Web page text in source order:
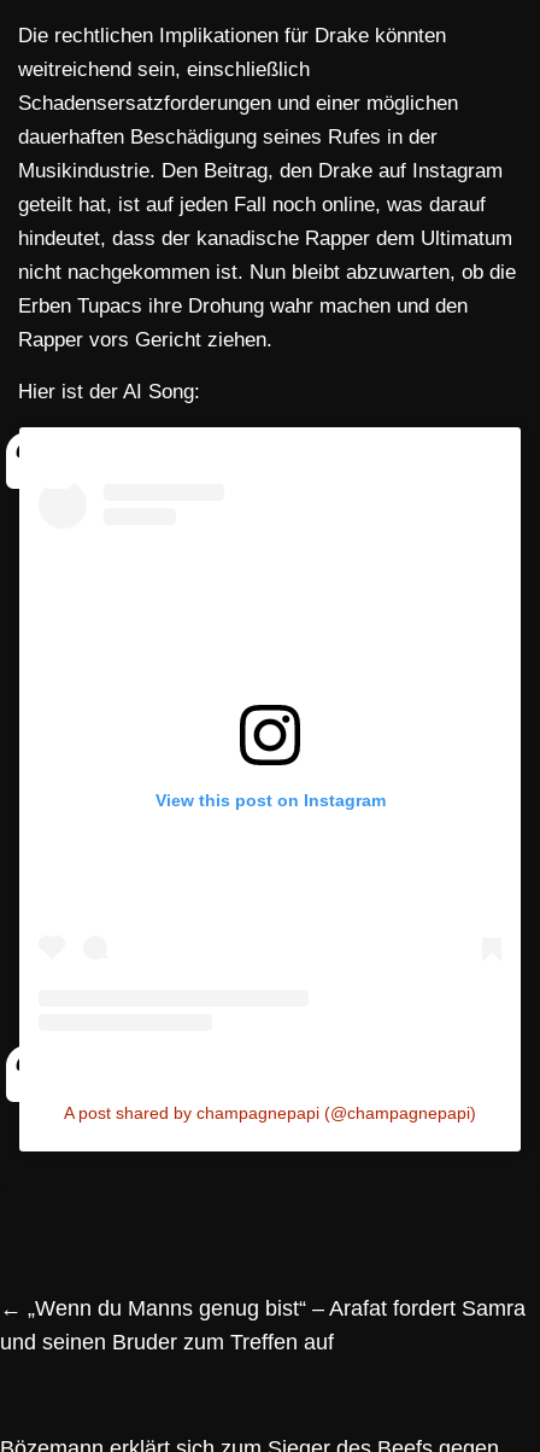
Die rechtlichen Implikationen für Drake könnten
weitreichend sein, einschließlich
Schadensersatzforderungen und einer möglichen
dauerhaften Beschädigung seines Rufes in der
Musikindustrie. Den Beitrag, den Drake auf Instagram
geteilt hat, ist auf jeden Fall noch online, was darauf
hindeutet, dass der kanadische Rapper dem Ultimatum
nicht nachgekommen ist. Nun bleibt abzuwarten, ob die
Erben Tupacs ihre Drohung wahr machen und den
Rapper vors Gericht ziehen.
Hier ist der AI Song:
View this post on Instagram
A post shared by champagnepapi (@champagnepapi)
← „Wenn du Manns genug bist“ – Arafat fordert Samra
und seinen Bruder zum Treffen auf